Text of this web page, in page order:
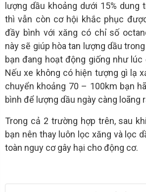
lượng dầu khoảng dưới 15% dung
thì vẫn còn cơ hội khắc phục
đầy bình với xăng có chỉ số
này sẽ giúp hòa tan lượng dầu
bạn đang hoạt động giống như lúc
Nếu xe không có hiện tượng gì lạ
chuyển khoảng 70 – 100km bạn
bình để lượng dầu ngày càng loãng
Trong cả 2 trường hợp trên, sau
bạn nên thay luôn lọc xăng và lọc
toàn nguy cơ gây hại cho động cơ.